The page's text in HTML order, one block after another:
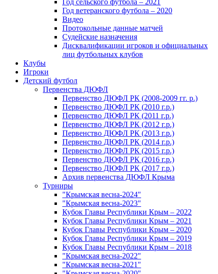
Год сельского футбола – 2021
Год ветеранского футбола – 2020
Видео
Протокольные данные матчей
Судейские назначения
Дисквалификации игроков и официальных
лиц футбольных клубов
Клубы
Игроки
Детский футбол
Первенства ДЮФЛ
Первенство ДЮФЛ РК (2008-2009 гг. р.)
Первенство ДЮФЛ РК (2010 г.р.)
Первенство ДЮФЛ РК (2011 г.р.)
Первенство ДЮФЛ РК (2012 г.р.)
Первенство ДЮФЛ РК (2013 г.р.)
Первенство ДЮФЛ РК (2014 г.р.)
Первенство ДЮФЛ РК (2015 г.р.)
Первенство ДЮФЛ РК (2016 г.р.)
Первенство ДЮФЛ РК (2017 г.р.)
Архив первенства ДЮФЛ Крыма
Турниры
"Крымская весна-2024"
"Крымская весна-2023"
Кубок Главы Республики Крым – 2022
Кубок Главы Республики Крым – 2021
Кубок Главы Республики Крым – 2020
Кубок Главы Республики Крым – 2019
Кубок Главы Республики Крым – 2018
"Крымская весна-2022"
"Крымская весна-2021"